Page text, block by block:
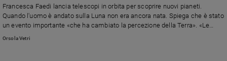
Francesca Faedi lancia telescopi in orbita per scoprire nuovi pianeti.
Quando l'uomo è andato sulla Luna non era ancora nata. Spiega che è stato
un evento importante «che ha cambiato la percezione della Terra». «Le
donne» dice «sono ancira discriminate in ambito scientifico»
Orsola Vetri